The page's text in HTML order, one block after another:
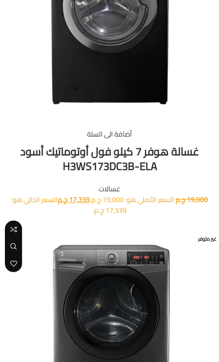
أضافة الى السلة
غسالة هوفر 7 كيلو فول أوتوماتيك أسود
H3WS173DC3B-ELA
غسالات
19,000ج.مالسعر الأصلي هو: 19,000 ج.م. 17,339ج.مالسعر الحالي هو:
17,339 ج.م.
غير متوفر